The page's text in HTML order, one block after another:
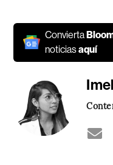
Convierta
noticiasaquí